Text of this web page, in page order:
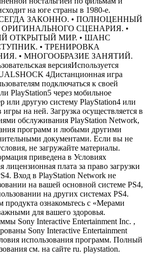
на юге страны в 1980-е.
ЗАКОННО. • ПОЛНОЦЕННЫЙ
СЦЕНАРИЯ. •
ОТКРЫТЫЙ МИР. • ШАНС
• ТРЕНИРОВКА
• МНОГООБРАЗИЕ ЗАНЯТИЙ.
версияИспользуется
4Дистанционная игра
подключаться к своей
PlayStation5 через мобильное
или другую систему PlayStation4 или
на ней. Загрузка осуществляется в
обслуживания PlayStation Network,
программ и любыми другими
документами. Если вы не
не загружайте материалы.
приведена в Условиях
лицензионная плата за право загрузки
Вход в PlayStation Network не
на вашей основной системе PS4,
на других системах PS4.
продукта ознакомьтесь с «Мерами
для вашего здоровья.
Sony Interactive Entertainment Inc. ,
Sony Interactive Entertainment
использования программ. Полный
см. на сайте ru. playstation.